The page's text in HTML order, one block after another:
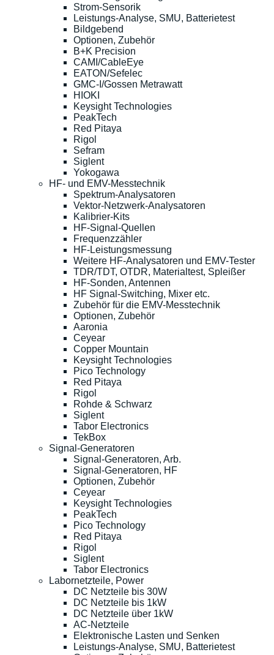
Strom-Sensorik
Leistungs-Analyse, SMU, Batterietest
Bildgebend
Optionen, Zubehör
B+K Precision
CAMI/CableEye
EATON/Sefelec
GMC-I/Gossen Metrawatt
HIOKI
Keysight Technologies
PeakTech
Red Pitaya
Rigol
Sefram
Siglent
Yokogawa
HF- und EMV-Messtechnik
Spektrum-Analysatoren
Vektor-Netzwerk-Analysatoren
Kalibrier-Kits
HF-Signal-Quellen
Frequenzzähler
HF-Leistungsmessung
Weitere HF-Analysatoren und EMV-Tester
TDR/TDT, OTDR, Materialtest, Spleißer
HF-Sonden, Antennen
HF Signal-Switching, Mixer etc.
Zubehör für die EMV-Messtechnik
Optionen, Zubehör
Aaronia
Ceyear
Copper Mountain
Keysight Technologies
Pico Technology
Red Pitaya
Rigol
Rohde & Schwarz
Siglent
Tabor Electronics
TekBox
Signal-Generatoren
Signal-Generatoren, Arb.
Signal-Generatoren, HF
Optionen, Zubehör
Ceyear
Keysight Technologies
PeakTech
Pico Technology
Red Pitaya
Rigol
Siglent
Tabor Electronics
Labornetzteile, Power
DC Netzteile bis 30W
DC Netzteile bis 1kW
DC Netzteile über 1kW
AC-Netzteile
Elektronische Lasten und Senken
Leistungs-Analyse, SMU, Batterietest